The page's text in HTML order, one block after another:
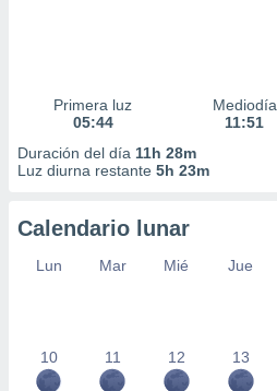
Primera luz
05:44
Mediodía
11:51
Duración del día 11h 28m
Luz diurna restante 5h 23m
Calendario lunar
Lun Mar Mié Jue
10 11 12 13